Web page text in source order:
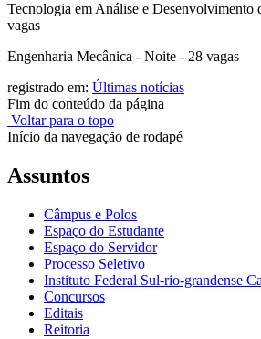
Tecnologia em Análise e Desenvolvimento
vagas
Engenharia Mecânica - Noite - 28 vagas
registrado em: Últimas notícias
Fim do conteúdo da página
Voltar para o topo
Início da navegação de rodapé
Assuntos
Câmpus e Polos
Espaço do Estudante
Espaço do Servidor
Processo Seletivo
Instituto Federal Sul-rio-grandense
Concursos
Editais
Reitoria